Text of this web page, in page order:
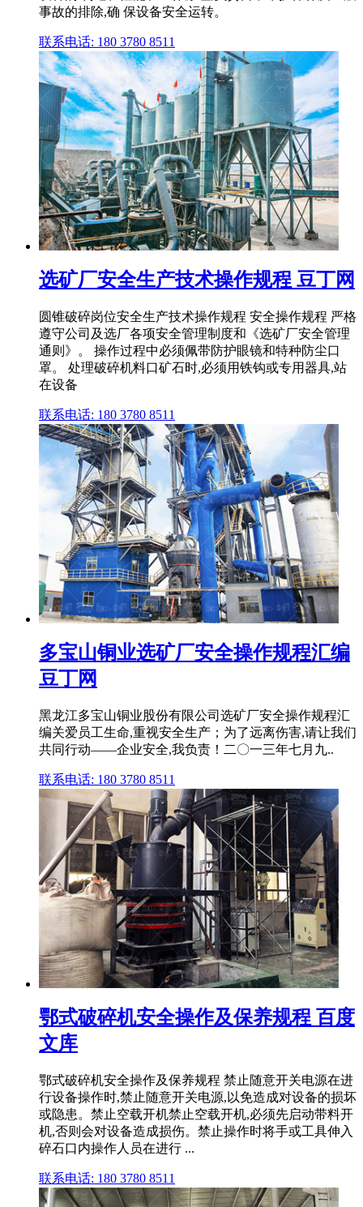
事故的排除,确 保设备安全运转。
联系电话: 180 3780 8511
选矿厂安全生产技术操作规程 豆丁网
圆锥破碎岗位安全生产技术操作规程 安全操作规程 严格
遵守公司及选厂各项安全管理制度和《选矿厂安全管理
通则》。 操作过程中必须佩带防护眼镜和特种防尘口
罩。 处理破碎机料口矿石时,必须用铁钩或专用器具,站
在设备
联系电话: 180 3780 8511
多宝山铜业选矿厂安全操作规程汇编
豆丁网
黑龙江多宝山铜业股份有限公司选矿厂安全操作规程汇
编关爱员工生命,重视安全生产；为了远离伤害,请让我们
共同行动——企业安全,我负责！二〇一三年七月九..
联系电话: 180 3780 8511
鄂式破碎机安全操作及保养规程 百度
文库
鄂式破碎机安全操作及保养规程 禁止随意开关电源在进
行设备操作时,禁止随意开关电源,以免造成对设备的损坏
或隐患。禁止空载开机禁止空载开机,必须先启动带料开
机,否则会对设备造成损伤。禁止操作时将手或工具伸入
碎石口内操作人员在进行 ...
联系电话: 180 3780 8511